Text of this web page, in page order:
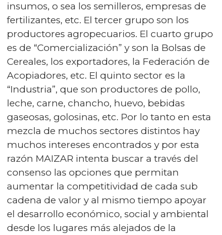
insumos, o sea los semilleros, empresas de
fertilizantes, etc. El tercer grupo son los
productores agropecuarios. El cuarto grupo
es de “Comercialización” y son la Bolsas de
Cereales, los exportadores, la Federación de
Acopiadores, etc. El quinto sector es la
“Industria”, que son productores de pollo,
leche, carne, chancho, huevo, bebidas
gaseosas, golosinas, etc. Por lo tanto en esta
mezcla de muchos sectores distintos hay
muchos intereses encontrados y por esta
razón MAIZAR intenta buscar a través del
consenso las opciones que permitan
aumentar la competitividad de cada sub
cadena de valor y al mismo tiempo apoyar
el desarrollo económico, social y ambiental
desde los lugares más alejados de la